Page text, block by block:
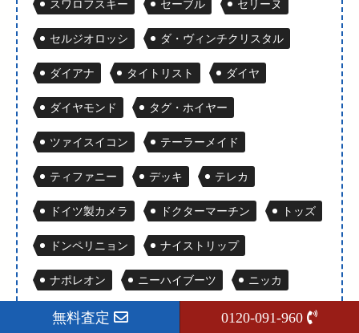
スワロフスキー セーブル セリーヌ
セルジオロッシ ダ・ヴィンチクリスタル
ダイアナ タイトリスト ダイヤ
ダイヤモンド タグ・ホイヤー
ツァイスイコン テーラーメイド
ティファニー デッキ テレカ
ドイツ製カメラ ドクターマーチン トッズ
ドンペリニョン ナイストリップ
ナポレオン ニーハイブーツ ニッカ
ネックレス バーバリー
無料査定 0120-091-960